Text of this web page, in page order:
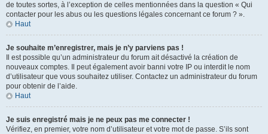
de toutes sortes, à l’exception de celles mentionnées dans la question « Qui
contacter pour les abus ou les questions légales concernant ce forum ? ».
Haut
Je souhaite m’enregistrer, mais je n’y parviens pas !
Il est possible qu’un administrateur du forum ait désactivé la création de
nouveaux comptes. Il peut également avoir banni votre IP ou interdit le nom
d’utilisateur que vous souhaitez utiliser. Contactez un administrateur du forum
pour obtenir de l’aide.
Haut
Je suis enregistré mais je ne peux pas me connecter !
Vérifiez, en premier, votre nom d’utilisateur et votre mot de passe. S’ils sont